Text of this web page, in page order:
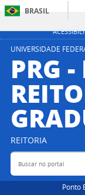
BRASIL
UNIVERSIDADE
PRG -
REITORIA
Buscar no portal
Ponto